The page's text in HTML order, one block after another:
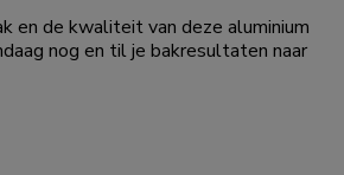
en de kwaliteit van deze aluminium
nog en til je bakresultaten naar